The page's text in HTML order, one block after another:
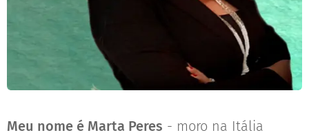
Meu nome é Marta Peres - moro na Itália